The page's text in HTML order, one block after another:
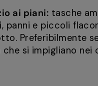
ai piani: tasche
panni e piccoli
Preferibilmente
si impigliano nei